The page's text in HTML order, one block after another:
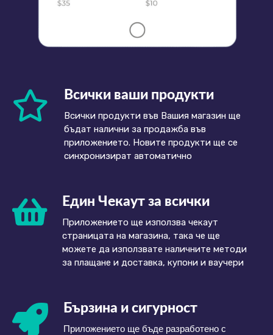
Всички ваши продукти
Всички продукти във Вашия магазин ще
бъдат налични за продажба във
приложението. Новите продукти ще се
синхронизират автоматично
Един Чекаут за всички
Приложението ще използва чекаут
страницата на магазина, така че ще
можете да използвате наличните методи
за плащане и доставка, купони и ваучери
Бързина и сигурност
Приложението ще бъде разработено с